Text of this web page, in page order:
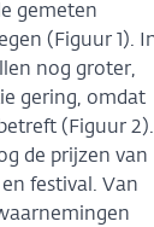
gemeten
(Figuur 1).
nog groter,
gering, omdat
(Figuur 2).
de prijzen van
festival. Van